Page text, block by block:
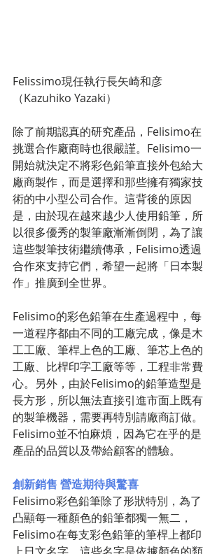
Felissimo現任執行長矢崎和彦
（Kazuhiko Yazaki）
除了前期認真的研究產品，Felisimo在
挑選合作廠商時也很嚴謹。Felisimo一
開始就決定不將彩色鉛筆直接外包給大
廠商製作，而是選擇和那些擁有獨家技
術的中小型公司合作。這背後的原因
是，由於現在越來越少人使用鉛筆，所
以很多優秀的製筆廠漸漸倒閉，為了讓
這些製筆技術繼續傳承，Felisimo透過
合作來支持它們，希望一起將「日本製
作」推廣到全世界。
Felisimo的彩色鉛筆在生產過程中，每
一道程序都由不同的工廠完成，像是木
工工廠、筆桿上色的工廠、筆芯上色的
工廠、比桿印字工廠等等，工程非常費
心。另外，由於Felisimo的鉛筆造型是
長方形，所以無法直接引進市面上既有
的製筆機器，需要再特別請廠商訂做。
Felisimo並不怕麻煩，因為它在乎的是
產品的品質以及帶給顧客的體驗。
創新銷售 營造期待與驚喜
Felisimo彩色鉛筆除了形狀特別，為了
凸顯每一種顏色的鉛筆都獨一無二，
Felisimo在每支彩色鉛筆的筆桿上都印